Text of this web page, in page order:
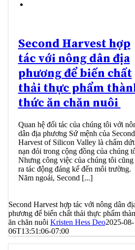
Second Harvest hợp
tác với nông dân địa
phương để biến chất
thải thực phẩm
thức ăn chăn nuôi
Quan hệ đối tác của chúng tôi với
dân địa phương Sứ mệnh của Second
Harvest of Silicon Valley là chấm dứt
nạn đói trong cộng đồng của chúng
Nhưng công việc của chúng tôi cũng
ra tác động đáng kể đến môi trường.
Năm ngoái, Second [...]
Second Harvest hợp tác với nông dân
phương để biến chất thải thực phẩm
ăn chăn nuôi Kristen Hess Deo2025-08-
06T13:51:06-07:00